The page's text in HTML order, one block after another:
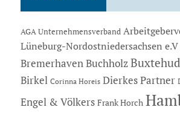
AGA Unternehmensverband
Lüneburg-Nordostniedersachsen e.V
Bremerhaven Buchholz
Birkel Corinna Horeis Dierkes Partner
Engel & Völkers Frank Horch